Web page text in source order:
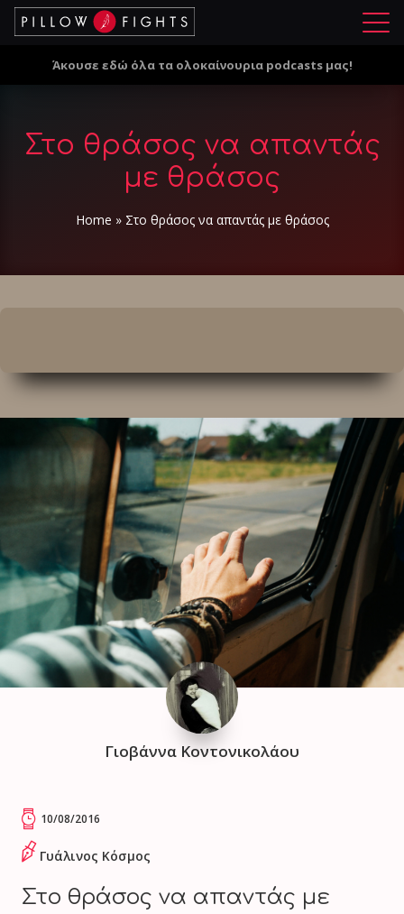
Μ
ο
Άκουσε εδώ όλα τα ολοκαίνουρια podcasts μας!
Στο θράσος να απαντάς
με θράσος
Home » Στο θράσος να απαντάς με θράσος
Γιοβάννα Κοντονικολάου
10/08/2016
Γυάλινος Κόσμος
Στο θράσος να απαντάς με